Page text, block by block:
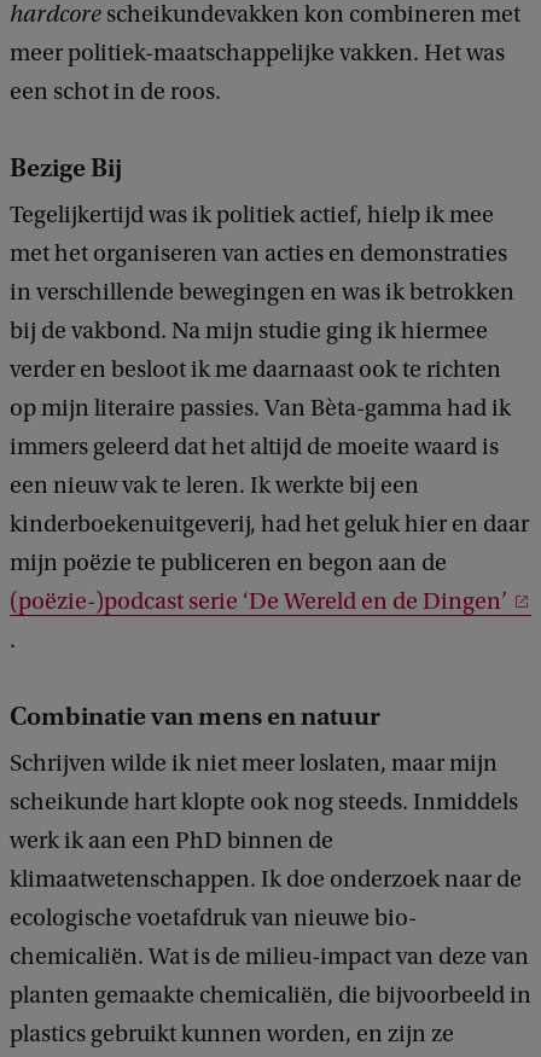
hardcore scheikundevakken kon combineren met
meer politiek-maatschappelijke vakken. Het was
een schot in de roos.
Bezige Bij
Tegelijkertijd was ik politiek actief, hielp ik mee
met het organiseren van acties en demonstraties
in verschillende bewegingen en was ik betrokken
bij de vakbond. Na mijn studie ging ik hiermee
verder en besloot ik me daarnaast ook te richten
op mijn literaire passies. Van Bèta-gamma had ik
immers geleerd dat het altijd de moeite waard is
een nieuw vak te leren. Ik werkte bij een
kinderboekenuitgeverij, had het geluk hier en daar
mijn poëzie te publiceren en begon aan de
(poëzie-)podcast serie ‘De Wereld en de Dingen’
.
Combinatie van mens en natuur
Schrijven wilde ik niet meer loslaten, maar mijn
scheikunde hart klopte ook nog steeds. Inmiddels
werk ik aan een PhD binnen de
klimaatwetenschappen. Ik doe onderzoek naar de
ecologische voetafdruk van nieuwe bio-
chemicaliën. Wat is de milieu-impact van deze van
planten gemaakte chemicaliën, die bijvoorbeeld in
plastics gebruikt kunnen worden, en zijn ze